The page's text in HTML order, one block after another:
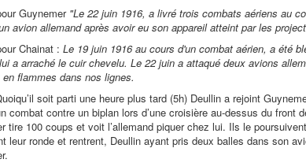
Guynemer"Le 22 juin 1916, a livré trois combats aériens au
avion allemand après avoir eu son appareil atteint par les
Chainat : Le 19 juin 1916 au cours d'un combat aérien, a été
a arraché le cuir chevelu. Le 22 juin a attaqué deux avions
en flammes dans nos lignes.
soit parti une heure plus tard (5h) Deullin a rejoint
combat contre un biplan lors d’une croisière au-dessus du front
tire 100 coups et voit l’allemand piquer chez lui. Ils le
leur ronde et rentrent, Deullin ayant pris deux balles dans son